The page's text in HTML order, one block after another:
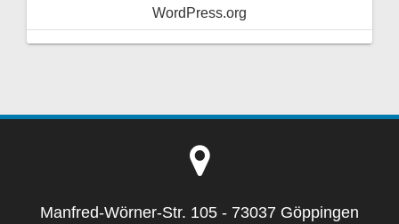
WordPress.org
Manfred-Wörner-Str. 105 - 73037 Göppingen